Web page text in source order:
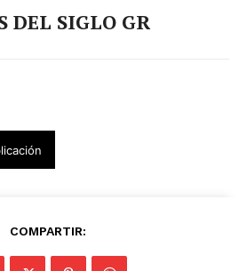
DEL SIGLO GR
COMPARTIR: